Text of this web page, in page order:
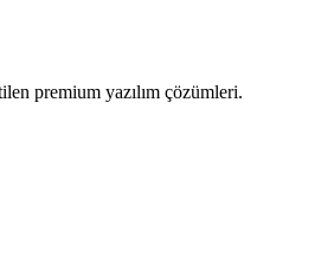
premium yazılım çözümleri.